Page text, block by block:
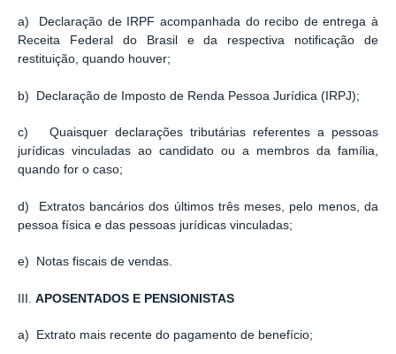
a) Declaração de IRPF acompanhada do recibo de entrega à
Receita Federal do Brasil e da respectiva notificação de
restituição, quando houver;
b) Declaração de Imposto de Renda Pessoa Jurídica (IRPJ);
c) Quaisquer declarações tributárias referentes a pessoas
jurídicas vinculadas ao candidato ou a membros da família,
quando for o caso;
d) Extratos bancários dos últimos três meses, pelo menos, da
pessoa física e das pessoas jurídicas vinculadas;
e) Notas fiscais de vendas.
APOSENTADOS E PENSIONISTAS
a) Extrato mais recente do pagamento de benefício;